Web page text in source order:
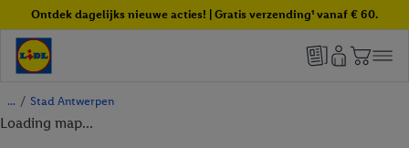
Ontdek dagelijks nieuwe acties! | Gratis verzending¹ vanaf € 60.
/ Stad Antwerpen
Loading map...